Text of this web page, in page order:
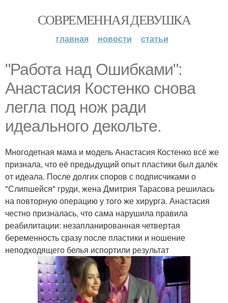
СОВРЕМЕННАЯ ДЕВУШКА
главная новости статьи
"Работа над Ошибками":
Анастасия Костенко снова
легла под нож ради
идеального декольте.
Многодетная мама и модель Анастасия Костенко всё же
признала, что её предыдущий опыт пластики был далёк
от идеала. После долгих споров с подписчиками о
"Слипшейся" груди, жена Дмитрия Тарасова решилась
на повторную операцию у того же хирурга. Анастасия
честно призналась, что сама нарушила правила
реабилитации: незапланированная четвертая
беременность сразу после пластики и ношение
неподходящего белья испортили результат